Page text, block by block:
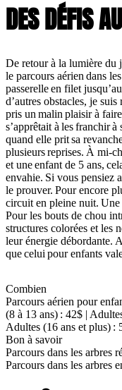
DES DÉFIS
De retour à la lumière du
le parcours aérien dans
passerelle en filet
d’autres obstacles, je suis
pris un malin plaisir à
s’apprêtait à les franchir
quand elle prit sa
plusieurs reprises. À mi-
et une enfant de 5 ans,
envahie. Si vous pensiez
le prouver. Pour encore
circuit en pleine nuit. Une
Pour les bouts de chou
structures colorées et les
leur énergie débordante.
que celui pour enfants
Combien
Parcours aérien pour
(8 à 13 ans) : 42$ |
Adultes (16 ans et plus) :
Bon à savoir
Parcours dans les arbres
Parcours dans les arbres